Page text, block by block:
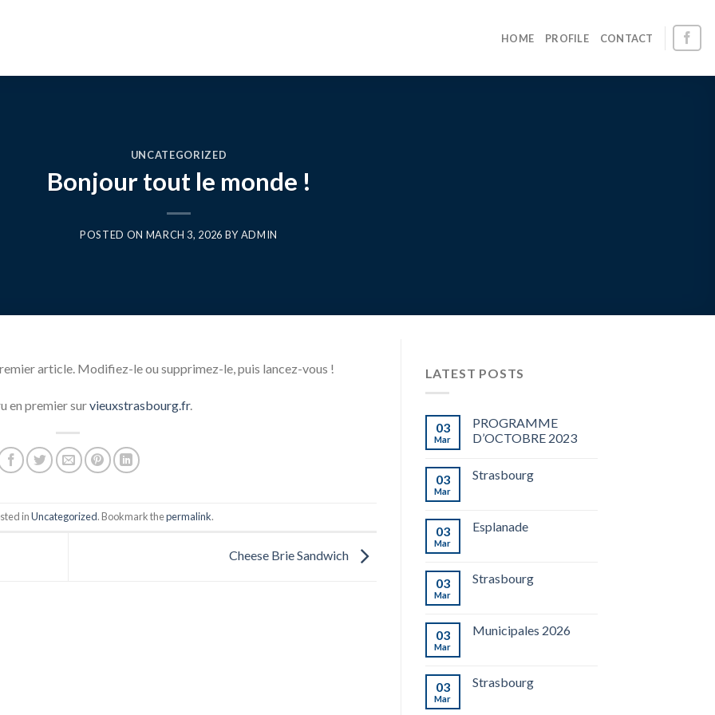
HOME PROFILE CONTACT
UNCATEGORIZED
Bonjour tout le monde !
POSTED ON MARCH 3, 2026 BYADMIN
article. Modifiez-le ou supprimez-le, puis lancez-vous !
en premier survieuxstrasbourg.fr.
inUncategorized. Bookmark thepermalink.
Cheese Brie Sandwich
LATEST POSTS
03
Mar
PROGRAMME
D’OCTOBRE 2023
03
Mar
Strasbourg
03
Mar
Esplanade
03
Mar
Strasbourg
03
Mar
Municipales 2026
03
Mar
Strasbourg